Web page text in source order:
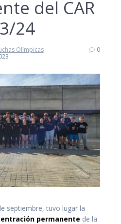
del CAR
24
Olímpicas
0
septiembre, tuvo lugar la
permanente de la